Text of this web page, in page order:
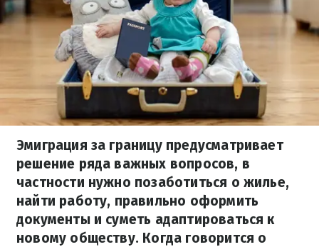
Эмиграция за границу предусматривает
решение ряда важных вопросов, в
частности нужно позаботиться о жилье,
найти работу, правильно оформить
документы и суметь адаптироваться к
новому обществу. Когда говорится о